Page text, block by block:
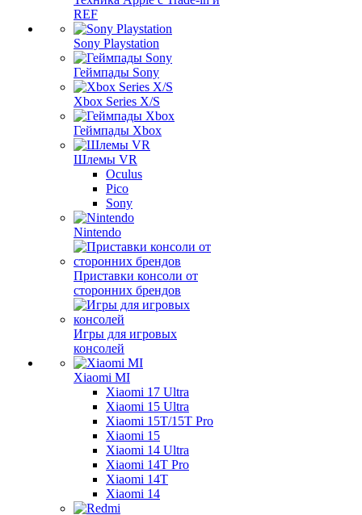
REF
Sony Playstation
Геймпады Sony
Xbox Series X/S
Геймпады Xbox
Шлемы VR
Oculus
Pico
Sony
Nintendo
Приставки консоли от
сторонних брендов
Игры для игровых
консолей
Xiaomi MI
Xiaomi 17 Ultra
Xiaomi 15 Ultra
Xiaomi 15T/15T Pro
Xiaomi 15
Xiaomi 14 Ultra
Xiaomi 14T Pro
Xiaomi 14T
Xiaomi 14